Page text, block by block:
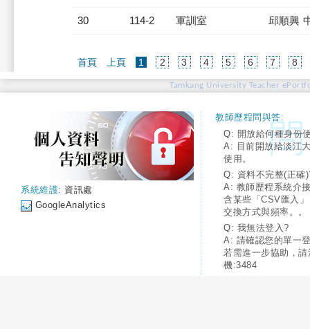
30 114-2 軍訓室 邱順興
首頁 上頁 1 (current)
2 3 4 5 6 7 8
Tamkang University Teacher
系統維護: 資訊處
GoogleAnalytics
教師歷程問與答:
Q: 開放給何種身份
A: 目前開放給淡江
使用。
Q: 資料不完整(正確
A: 教師歷程系統介
含某些「CSV匯入
交換方式與頻率。。
Q: 我無法登入?
A: 請確認您的單一
若需進一步協助，
機:3484